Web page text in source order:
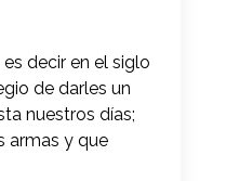
decir en el siglo
de darles un
nuestros días;
armas y que